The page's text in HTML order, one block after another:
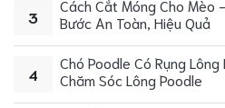
3
Cách Cắt Móng Cho Mèo
Bước An Toàn, Hiệu Quả
4
Chó Poodle Có Rụng
Chăm Sóc Lông Poodle